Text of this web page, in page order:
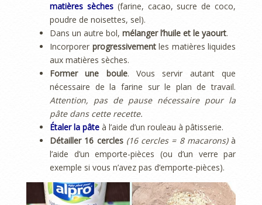
matières sèches(farine, cacao, sucre de coco,
poudre de noisettes, sel).
Dans un autre bol, mélanger l’huile et le yaourt.
Incorporer progressivementles matières liquides
aux matières sèches.
Former une boule. Vous servir autant que
nécessaire de la farine sur le plan de travail.
Attention, pas de pause nécessaire pour la
pâte dans cette recette.
Étaler la pâte à l’aide d’un rouleau à pâtisserie.
Détailler 16 cercles (16 cercles = 8 macarons)à
l’aide d’un emporte-pièces (ou d’un verre par
exemple si vous n’avez pas d’emporte-pièces).